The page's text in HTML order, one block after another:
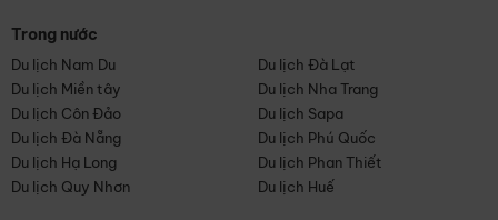
Trong nước
Du lịch Nam Du
Du lịch Đà Lạt
Du lịch Miền tây
Du lịch Nha Trang
Du lịch Côn Đảo
Du lịch Sapa
Du lịch Đà Nẵng
Du lịch Phú Quốc
Du lịch Hạ Long
Du lịch Phan Thiết
Du lịch Quy Nhơn
Du lịch Huế